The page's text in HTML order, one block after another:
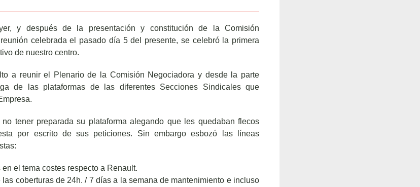
y después de la presentación y constitución de la Comisión
celebrada el pasado día 5 del presente, se celebró la primera
de nuestro centro.
a reunir el Plenario de la Comisión Negociadora y desde la parte
de las plataformas de las diferentes Secciones Sindicales que
tener preparada su plataforma alegando que les quedaban flecos
por escrito de sus peticiones. Sin embargo esbozó las líneas
el tema costes respecto a Renault.
coberturas de 24h. / 7 días a la semana de mantenimiento e incluso